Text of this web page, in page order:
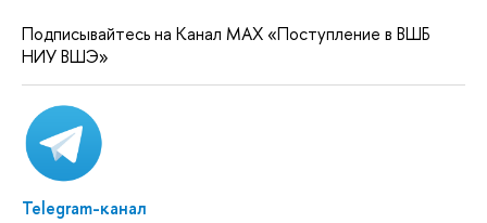
Подписывайтесь на Канал MAX «Поступление в ВШБ
НИУ ВШЭ»
Telegram-канал